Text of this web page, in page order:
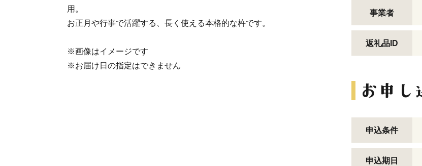
用。
お正月や行事で活躍する、長く使える本格的な杵です。
※画像はイメージです
※お届け日の指定はできません
事業者
返礼品ID
申込条件
申込期日